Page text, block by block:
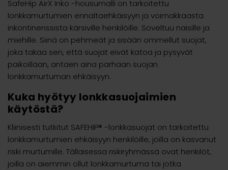
SafeHip AirX Inko -housumalli on tarkoitettu
lonkkamurtumien ennaltaehkäisyyn ja voimakkaasta
inkontinenssista kärsiville henkilöille. Soveltuu naisille ja
miehille. Siinä on pehmeät ja sisään ommellut suojat,
joka takaa sen, että suojat eivät katoa ja pysyvät
paikoillaan, antaen aina parhaan suojan
lonkkamurtuman ehkäisyyn.
Kuka hyötyy lonkkasuojaimien
käytöstä?
Kliinisesti tutkitut SAFEHIP® -lonkkasuojat on tarkoitettu
lonkkamurtumien ehkäisyyn henkilöille, joilla on kasvanut
riski murtumille. Tällaisessa riskiryhmässä ovat henkilöt,
joilla on aiemmin ollut lonkkamurtuma tai jotka